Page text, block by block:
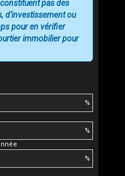
%
%
%
pas des
d'investissement ou
pour en vérifier
immobilier pour